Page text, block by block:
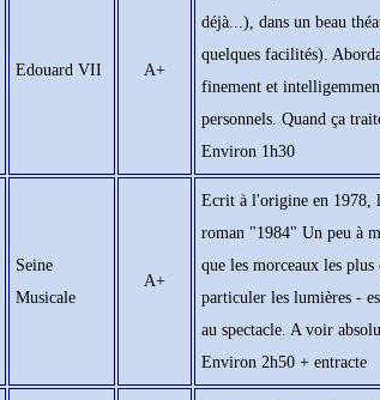
Edouard VII A+
déjà...), dans un beau
quelques facilités).
finement et
personnels. Quand ça
Environ 1h30
Seine
Musicale
A+
Ecrit à l'origine en 1978,
roman "1984" Un peu à
que les morceaux les
particuler les lumières -
au spectacle. A voir
Environ 2h50 + entracte